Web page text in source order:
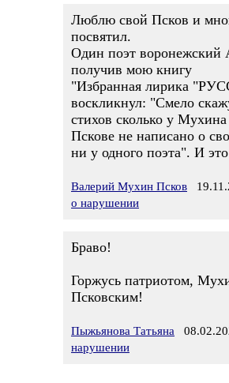
Люблю свой Псков и
посвятил.
Один поэт воронежский
получив мою книгу
"Избранная лирика
воскликнул: "Смело
стихов сколько у
Пскове не написано о
ни у одного поэта". И
Валерий Мухин Псков
о нарушении
Браво!
Горжусь патриотом,
Псковским!
Пыжьянова Татьяна
нарушении